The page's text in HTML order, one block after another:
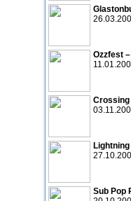
Ozzfest
Crossing
Sub Pop